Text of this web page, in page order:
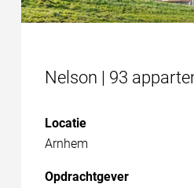
Nelson | 93
Locatie
Arnhem
Opdrachtgever